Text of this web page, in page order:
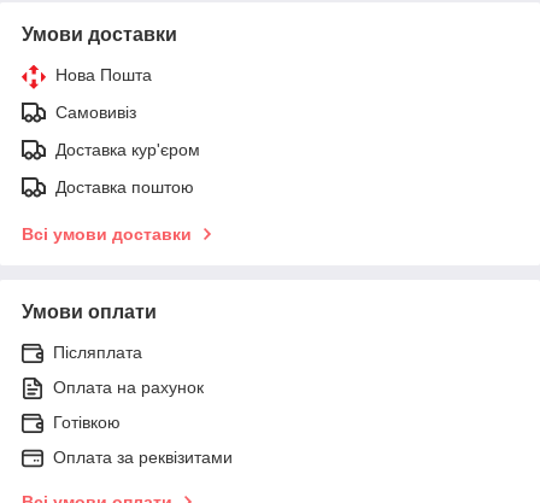
Умови доставки
Нова Пошта
Самовивіз
Доставка кур'єром
Доставка поштою
Всі умови доставки
Умови оплати
Післяплата
Оплата на рахунок
Готівкою
Оплата за реквізитами